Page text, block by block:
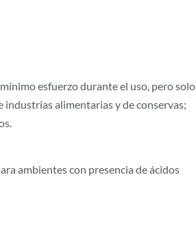
esfuerzo durante el uso, pero solo
alimentarias y de conservas;
ambientes con presencia de ácidos